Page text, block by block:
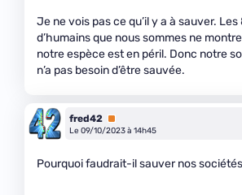
Je ne vois pas ce qu’il y a à sauver.
d’humains que nous sommes ne
notre espèce est en péril. Donc notre
n’a pas besoin d’être sauvée.
fred42 Premium
Le 09/10/2023 à 14h45
Pourquoi faudrait-il sauver nos